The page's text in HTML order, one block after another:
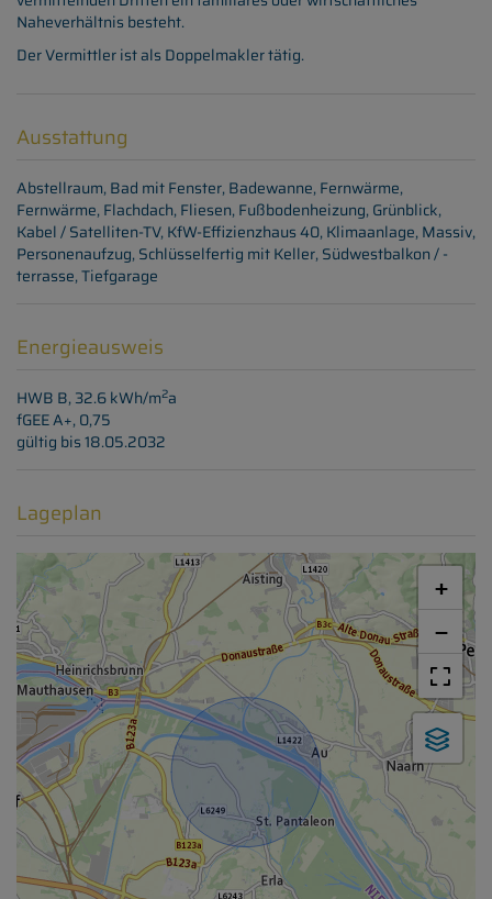
Naheverhältnis besteht.
Der Vermittler ist als Doppelmakler tätig.
Ausstattung
Abstellraum Bad mit Fenster Badewanne Fernwärme
Fernwärme Flachdach Fliesen Fußbodenheizung Grünblick
Kabel / Satelliten-TV KfW-Effizienzhaus 40 Klimaanlage Massiv
Personenaufzug Schlüsselfertig mit Keller Südwestbalkon / -
terrasse Tiefgarage
Energieausweis
HWB B, 32.6 kWh/m2a
fGEEA+, 0,75
gültig bis18.05.2032
Lageplan
+
−